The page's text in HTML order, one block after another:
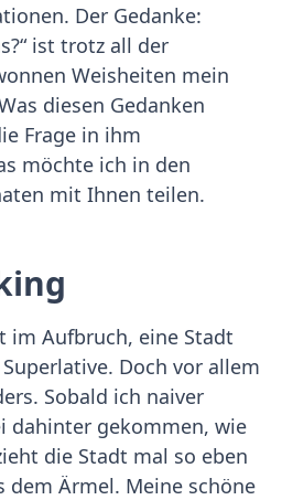
Der Gedanke:
ist trotz all der
Weisheiten mein
diesen Gedanken
Frage in ihm
möchte ich in den
mit Ihnen teilen.
im Aufbruch, eine Stadt
Doch vor allem
Sobald ich naiver
dahinter gekommen, wie
die Stadt mal so eben
dem Ärmel. Meine schöne